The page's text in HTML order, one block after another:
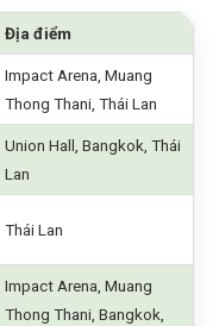
Địa điểm
Impact Arena, Muang
Thong Thani, Thái Lan
Union Hall, Bangkok, Thái
Lan
Thái Lan
Impact Arena, Muang
Thong Thani, Bangkok,